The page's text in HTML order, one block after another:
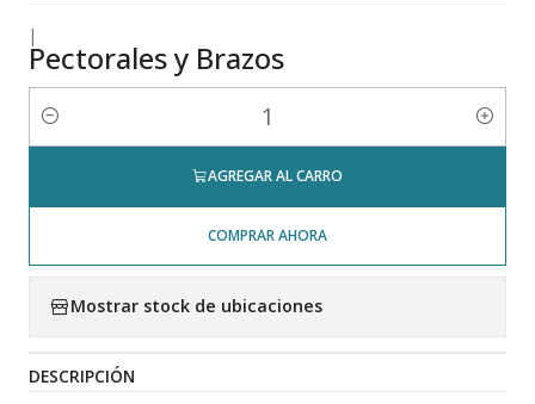
|
Pectorales y Brazos
Cantidad
AGREGAR AL CARRO
COMPRAR AHORA
Mostrar stock de ubicaciones
DESCRIPCIÓN